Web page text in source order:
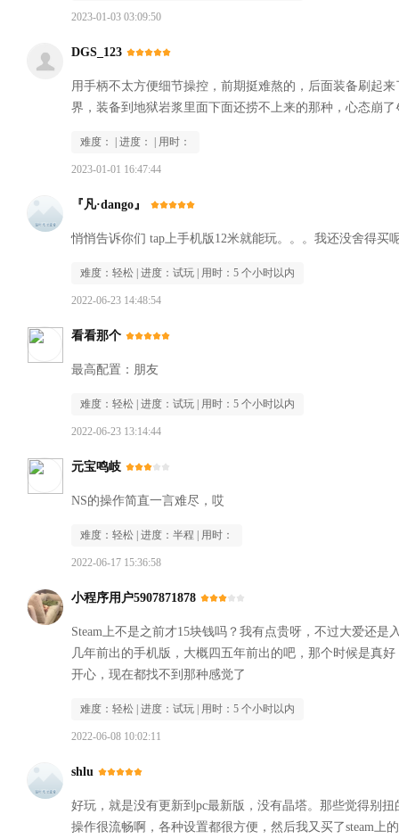
2023-01-03 03:09:50
DGS_123
用手柄不太方便细节操控，前期挺难熬的，后面装备刷起
界，装备到地狱岩浆里面下面还捞不上来的那种，心态崩
难度： | 进度： | 用时：
2023-01-01 16:47:44
『凡·dango』
悄悄告诉你们 tap上手机版12米就能玩。。。我还没舍得买
难度： 轻松 | 进度： 试玩 | 用时： 5 个小时以内
2022-06-23 14:48:54
看看那个
最高配置：朋友
难度： 轻松 | 进度： 试玩 | 用时： 5 个小时以内
2022-06-23 13:14:44
元宝鸣岐
NS的操作简直一言难尽，哎
难度： 轻松 | 进度： 半程 | 用时：
2022-06-17 15:36:58
小程序用户5907871878
Steam上不是之前才15块钱吗？我有点贵呀，不过大爱还
几年前出的手机版，大概四五年前出的吧，那个时候是真
开心，现在都找不到那种感觉了
难度： 轻松 | 进度： 试玩 | 用时： 5 个小时以内
2022-06-08 10:02:11
shlu
好玩，就是没有更新到pc最新版，没有晶塔。那些觉得别
操作很流畅啊，各种设置都很方便，然后我又买了steam上